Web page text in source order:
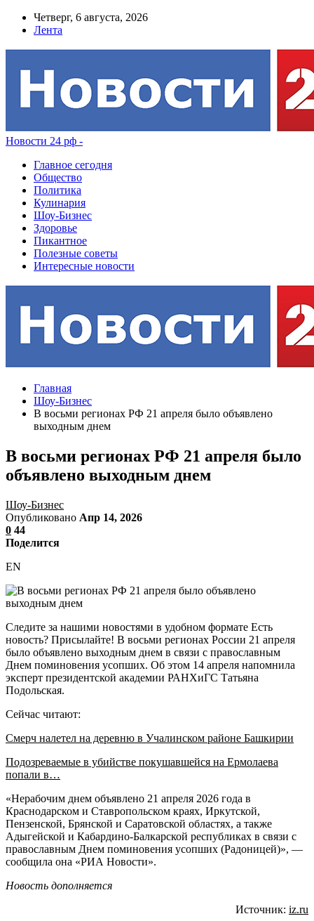
Четверг, 6 августа, 2026
Лента
Новости 24 рф -
Главное сегодня
Общество
Политика
Кулинария
Шоу-Бизнес
Здоровье
Пикантное
Полезные советы
Интересные новости
Главная
Шоу-Бизнес
В восьми регионах РФ 21 апреля было объявлено
выходным днем
В восьми регионах РФ 21 апреля было
объявлено выходным днем
Шоу-Бизнес
Опубликовано Апр 14, 2026
0 44
Поделится
EN
Следите за нашими новостями в удобном формате Есть
новость? Присылайте! В восьми регионах России 21 апреля
было объявлено выходным днем в связи с православным
Днем поминовения усопших. Об этом 14 апреля напомнила
эксперт президентской академии РАНХиГС Татьяна
Подольская.
Сейчас читают:
Смерч налетел на деревню в Учалинском районе Башкирии
Подозреваемые в убийстве покушавшейся на Ермолаева
попали в…
«Нерабочим днем объявлено 21 апреля 2026 года в
Краснодарском и Ставропольском краях, Иркутской,
Пензенской, Брянской и Саратовской областях, а также
Адыгейской и Кабардино-Балкарской республиках в связи с
православным Днем поминовения усопших (Радоницей)», —
сообщила она «РИА Новости».
Новость дополняется
Источник: iz.ru